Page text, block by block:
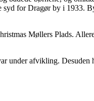
syd for Dragør by i 1933.
Møllers Plads.
under afvikling.